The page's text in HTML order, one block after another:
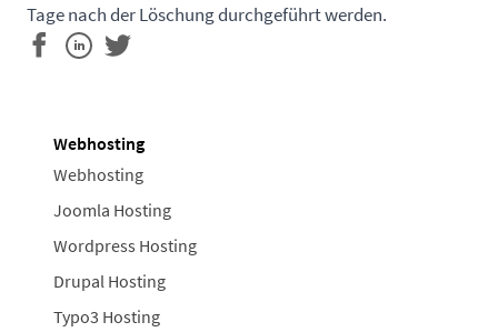
Tage nach der Löschung durchgeführt werden.
Webhosting
Webhosting
Joomla Hosting
Wordpress Hosting
Drupal Hosting
Typo3 Hosting